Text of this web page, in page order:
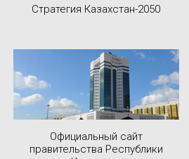
Стратегия Казахстан-2050
Официальный сайт
правительства Республики